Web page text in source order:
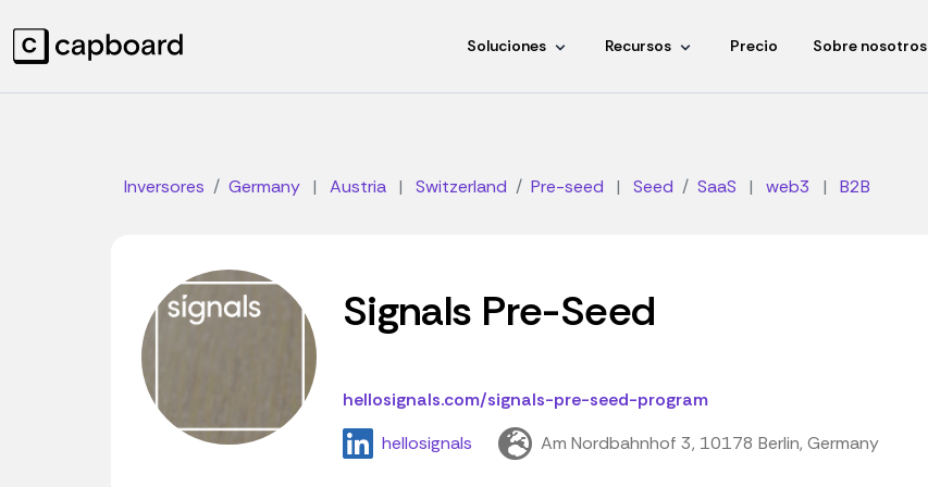
Soluciones Recursos Precio Sobre nosotros
Inversores Germany | Austria | Switzerland Pre-seed | Seed SaaS | web3 | B2B
Signals Pre-Seed
hellosignals.com/signals-pre-seed-program
hellosignals
Am Nordbahnhof 3, 10178 Berlin, Germany